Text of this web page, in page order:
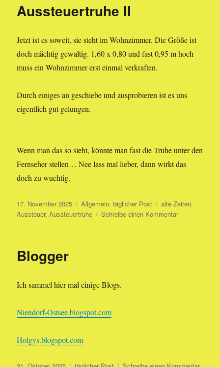
Aussteuertruhe II
Jetzt ist es soweit, sie steht im Wohnzimmer. Die Größe ist
doch mächtig gewaltig. 1,60 x 0,80 und fast 0,95 m hoch
muss ein Wohnzimmer erst einmal verkraften.
Durch einiges an geschiebe und ausprobieren ist es uns
eigentlich gut gelungen.
Wenn man das so sieht, könnte man fast die Truhe unter den
Fernseher stellen… Nee lass mal lieber, dann wirkt das
doch zu wuchtig.
Veröffentlicht
am
17. November 2025 Kategorien
Allgemein,täglicher Post Schlagwörter
alte Zeiten,
Aussteuer,Aussteuertruhe Schreibe einen Kommentarzu
Blogger
Ich sammel hier mal einige Blogs.
Niendorf-Ostsee.blogspot.com
Holgys.blogspot.com